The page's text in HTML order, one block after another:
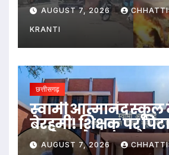
AUGUST 7, 2026
KRANTI
छत्तीसगढ़
स्वामी आत्मानंद स्कूल
बेरहमी! शिक्षक पर
आरोप, टूटे 3 दांत और
AUGUST 7, 2026